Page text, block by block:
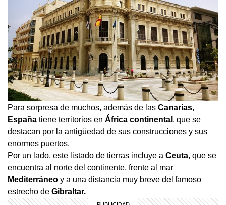
Para sorpresa de muchos, además de las Canarias,
España tiene territorios en África continental , que se
destacan por la antigüedad de sus construcciones y sus
enormes puertos.
Por un lado, este listado de tierras incluye a Ceuta, que se
encuentra al norte del continente, frente al mar
Mediterráneo y a una distancia muy breve del famoso
estrecho de Gibraltar.